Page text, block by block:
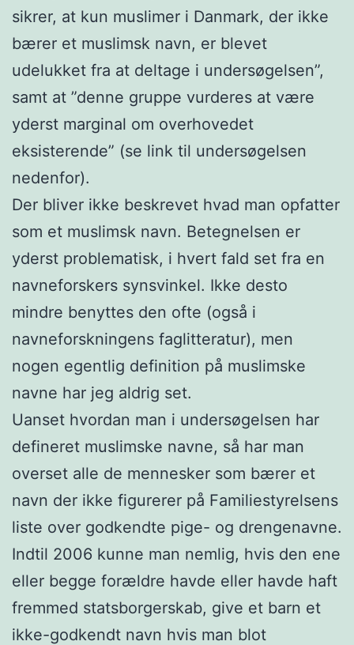
sikrer, at kun muslimer i Danmark, der ikke
bærer et muslimsk navn, er blevet
udelukket fra at deltage i undersøgelsen”,
samt at ”denne gruppe vurderes at være
yderst marginal om overhovedet
eksisterende” (se link til undersøgelsen
nedenfor).
Der bliver ikke beskrevet hvad man opfatter
som et muslimsk navn. Betegnelsen er
yderst problematisk, i hvert fald set fra en
navneforskers synsvinkel. Ikke desto
mindre benyttes den ofte (også i
navneforskningens faglitteratur), men
nogen egentlig definition på muslimske
navne har jeg aldrig set.
Uanset hvordan man i undersøgelsen har
defineret muslimske navne, så har man
overset alle de mennesker som bærer et
navn der ikke figurerer på Familiestyrelsens
liste over godkendte pige- og drengenavne.
Indtil 2006 kunne man nemlig, hvis den ene
eller begge forældre havde eller havde haft
fremmed statsborgerskab, give et barn et
ikke-godkendt navn hvis man blot